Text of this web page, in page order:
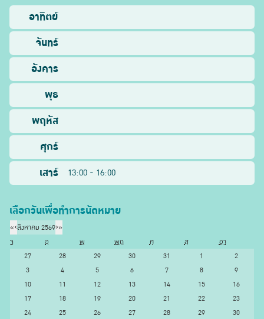
อาทิตย์
จันทร์
อังคาร
พุธ
พฤหัส
ศุกร์
เสาร์
13:00 - 16:00
เลือกวันเพื่อทำการนัดหมาย
«‹สิงหาคม 2569›»
จ
อ พ พฤ ศ ส
อา
27
28 29 30 31 1
2
3
4 5 6 7 8
9
10
11 12 13 14 15
16
17
18 19 20 21 22
23
24
25 26 27 28 29
30